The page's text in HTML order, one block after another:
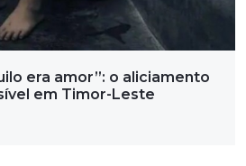
era amor”: o aliciamento
em Timor-Leste